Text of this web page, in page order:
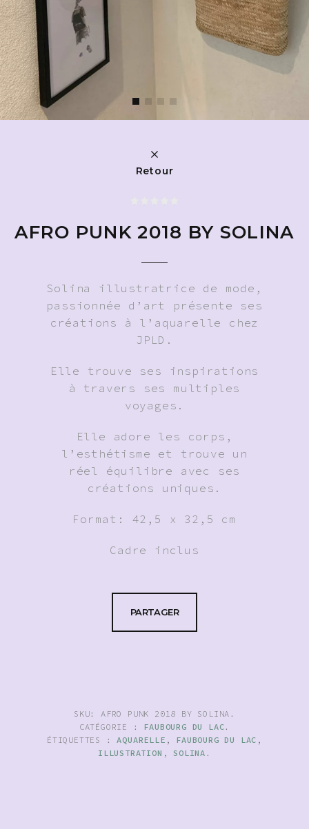
Retour
AFRO PUNK 2018 BY SOLINA
Solina illustratrice de mode,
passionnée d’art présente ses
créations à l’aquarelle chez
JPLD.
Elle trouve ses inspirations
à travers ses multiples
voyages.
Elle adore les corps,
l’esthétisme et trouve un
réel équilibre avec ses
créations uniques.
Format: 42,5 x 32,5 cm
Cadre inclus
PARTAGER
SKU: AFRO PUNK 2018 BY SOLINA .
CATÉGORIE : FAUBOURG DU LAC .
ÉTIQUETTES :AQUARELLE , FAUBOURG DU LAC ,
ILLUSTRATION ,SOLINA .